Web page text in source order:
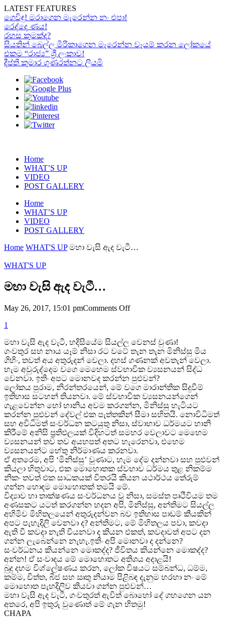
LATEST FEATURES
ගෙවිඳු! මරාගෙන මැරෙන්න නං එපා!
රෙද්දෙ ණය!
රහස කුමක්ද?
සියතින් බෙල්ල මිරිකාගෙන මැරෙන්න වෑයම් කරන ලෝකයේ
එකම “රාජ්‍ය” ශ්‍රී ලංකාව!
දීප්ති කුමාර ගුණරත්නට ලියමි
Home
WHAT’S UP
VIDEO
POST GALLERY
Home
WHAT’S UP
VIDEO
POST GALLERY
Home WHAT'S UP මහා වැසි ඇද වැටී…
WHAT'S UP
මහා වැසි ඇද වැටී…
May 26, 2017, 15:01 pmComments Offon
වැටී…
1
මහා වැසි ඇද වැටී, හදිසියේම සියල්ල වෙනස් වුණා!
ගංවතුර සහ නාය යෑම් නිසා රට වටේ තැන තැන මිනිස්සු මිය
ගිහිං, තවත් අය අතුරුදන් වෙලා. දහස් ගණනක් අවතැන් වෙලා.
හැම අවුරුද්දෙම වගෙ මෙහෙම ස්වභාවික ව්‍යසනයන් සිද්ධ
වෙනවා. ඉතිං අපට මොනවද කරන්න පුළුවන්?
ලෝකය පුරාම, නිරන්තරයෙන්, මේ වගෙ මාරාන්තික සිදුවීම්
ඉතිහාස සටහන් තියනවා. මේ ස්වභාවික ව්‍යසනයන්ගෙන්
ගැළවෙන්න හෝ හානිය අවම කරගන්න, මිනිස්සු හැටියට
කරන්න පුළුවන් දේවල් එක පැත්තකින් සීමා සහිතයි. නොවිධිමත්
සහ අවිධිමත් සංවර්ධන කටයුතු නිසා, ස්වාභාව ධර්මයට හානි
කිරීමේ අනිසි ප්‍රතිඵලයක් විදිහටත් සමහර වෙලාවට මෙහෙම
ව්‍යසනයන් තව තව අයහපත් අතට හැරෙනවා, එහෙම
ව්‍යසනයන්ට හේතු නිර්මාණය කරනවා.
ඒ අතරෙම, අපි ‘මිනිස්සු’ වුණාට, හැම දේම දන්නවා සහ පුළුවන්
කියලා හිතුවාට, එක මොහොතක ස්වභාව ධර්මය තුළ නිකම්ම
නිකං තවත් එක සාධකයක් විතරයි කියන යථාර්ථය තේරුම්
ගන්න හොඳම මොහොතක් තමයි මේ.
විද්‍යාව හා තාක්ෂණය සංවර්ධනය වූ නිසා, සමස්ත පෘථිවියම තම
අණසකට යටත් කරගන්න හදන අපි, මිනිස්සු, අන්තිමට සියල්ල
අහිමිව මිහිතලයෙන් අතුරුදන්වන බව ඉතිහාස පාඩම් කීයකින්
අපට පැහැදිලි වෙනවා ද? අන්තිමට, මේ මිහිතලය පවා, කවදා
ඇති වී කවදා නැති වීයනවා ද කියන එකත්, කවදාවත් අපට දන
ගන්න ලැබෙන්නෙ නැහැ.ඉතිං අපි මොනවා ද දන්නෙ?
සංවර්ධනය කියන්නෙ මොකද්ද? ජීවිතය කියන්නෙ මොකද්ද?
අන්න! ඒ සංවාදය මේ මොහොතට අතිශය අදාළයි!
බුදු දහම විශ්ලේෂණය කරන, ලෝක විෂයට සම්බන්ධ, ධම්ම,
කම්ම, චිත්ත, බීජ සහ ඍතු නියාම පිළිබඳ දැනුම හරහා නං මේ
මොහොත පැහදිලිව කියවා ගන්න පුළුවන්…
මහා වැසි ඇද වැටී, ගංවතුරත් ඇවිත් බොහෝ දේ ගහගෙන යන
අතරෙ, අපි ඉතුරු වුණොත් මේ ගැන හිතමු!
CHAPA